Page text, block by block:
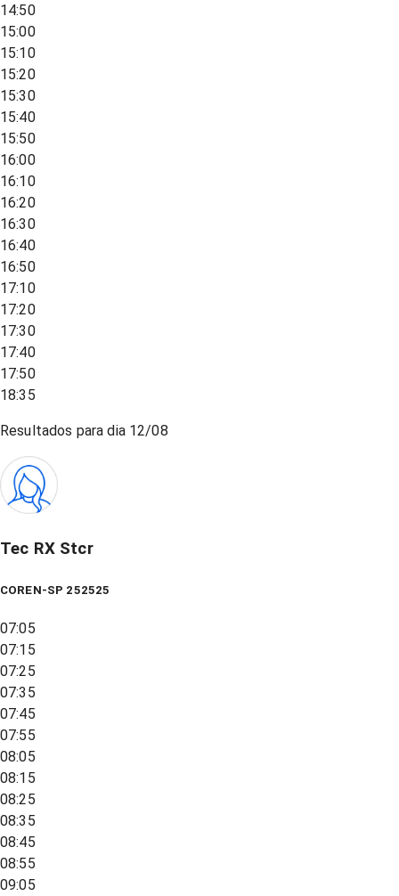
14:50
15:00
15:10
15:20
15:30
15:40
15:50
16:00
16:10
16:20
16:30
16:40
16:50
17:10
17:20
17:30
17:40
17:50
18:35
Resultados para dia 12/08
Tec RX Stcr
COREN-SP 252525
07:05
07:15
07:25
07:35
07:45
07:55
08:05
08:15
08:25
08:35
08:45
08:55
09:05